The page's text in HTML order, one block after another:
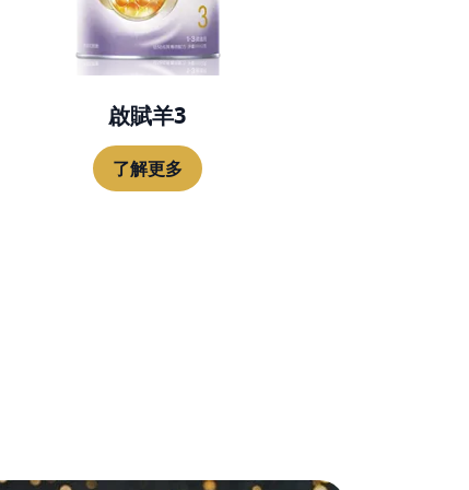
啟賦羊3
了解更多